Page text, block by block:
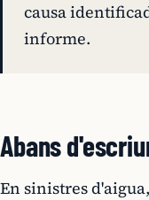
causa
informe.
Abans
En sinistres